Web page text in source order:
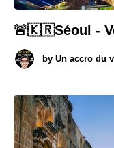
🚨🇰🇷Séoul -
by Un accro du